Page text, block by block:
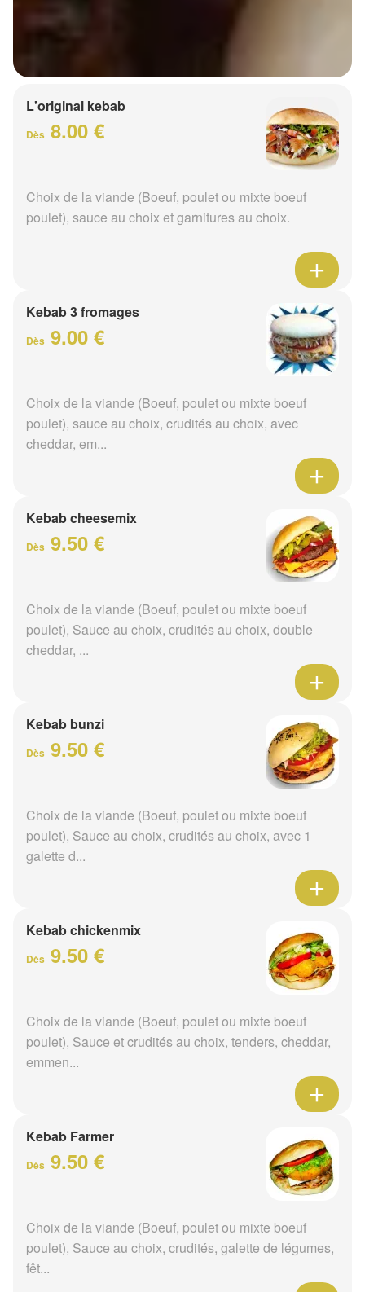
L'original kebab
Dès 8.00 €
Choix de la viande (Boeuf, poulet ou mixte boeuf
poulet), sauce au choix et garnitures au choix.
Kebab 3 fromages
Dès 9.00 €
Choix de la viande (Boeuf, poulet ou mixte boeuf
poulet), sauce au choix, crudités au choix, avec
cheddar, em...
Kebab cheesemix
Dès 9.50 €
Choix de la viande (Boeuf, poulet ou mixte boeuf
poulet), Sauce au choix, crudités au choix, double
cheddar, ...
Kebab bunzi
Dès 9.50 €
Choix de la viande (Boeuf, poulet ou mixte boeuf
poulet), Sauce au choix, crudités au choix, avec 1
galette d...
Kebab chickenmix
Dès 9.50 €
Choix de la viande (Boeuf, poulet ou mixte boeuf
poulet), Sauce et crudités au choix, tenders, cheddar,
emmen...
Kebab Farmer
Dès 9.50 €
Choix de la viande (Boeuf, poulet ou mixte boeuf
poulet), Sauce au choix, crudités, galette de légumes,
fêt...